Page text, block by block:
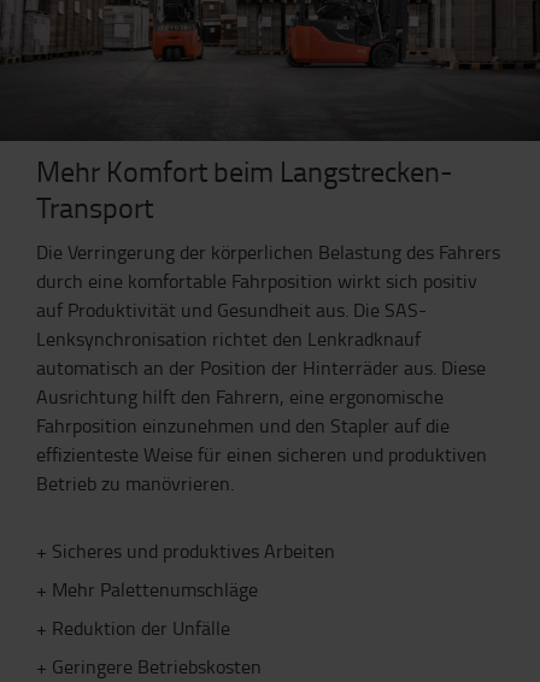
Mehr Komfort beim Langstrecken-
Transport
Die Verringerung der körperlichen Belastung des Fahrers
durch eine komfortable Fahrposition wirkt sich positiv
auf Produktivität und Gesundheit aus. Die SAS-
Lenksynchronisation richtet den Lenkradknauf
automatisch an der Position der Hinterräder aus. Diese
Ausrichtung hilft den Fahrern, eine ergonomische
Fahrposition einzunehmen und den Stapler auf die
effizienteste Weise für einen sicheren und produktiven
Betrieb zu manövrieren.
+ Sicheres und produktives Arbeiten
+ Mehr Palettenumschläge
+ Reduktion der Unfälle
+ Geringere Betriebskosten